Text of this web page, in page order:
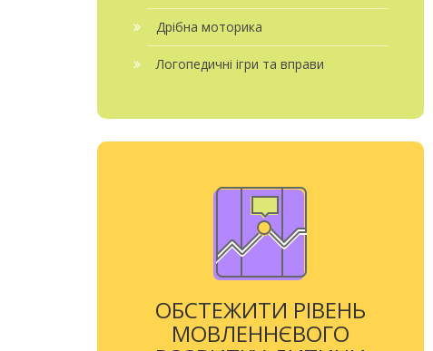
Дрібна моторика
Логопедичні ігри та вправи
ОБСТЕЖИТИ РІВЕНЬ
МОВЛЕННЄВОГО